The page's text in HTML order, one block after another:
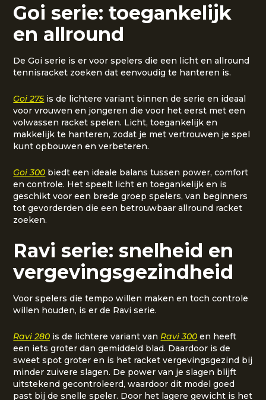
Goi serie: toegankelijk
en allround
De Goi serie is er voor spelers die een licht en allround
tennisracket zoeken dat eenvoudig te hanteren is.
Goi 275is de lichtere variant binnen de serie en ideaal
voor vrouwen en jongeren die voor het eerst met een
volwassen racket spelen. Licht, toegankelijk en
makkelijk te hanteren, zodat je met vertrouwen je spel
kunt opbouwen en verbeteren.
Goi 300 biedt een ideale balans tussen power, comfort
en controle. Het speelt licht en toegankelijk en is
geschikt voor een brede groep spelers, van beginners
tot gevorderden die een betrouwbaar allround racket
zoeken.
Ravi serie: snelheid en
vergevingsgezindheid
Voor spelers die tempo willen maken en toch controle
willen houden, is er de Ravi serie.
Ravi 280 is de lichtere variant vanRavi 300 en heeft
een iets groter dan gemiddeld blad. Daardoor is de
sweet spot groter en is het racket vergevingsgezind bij
minder zuivere slagen. De power van je slagen blijft
uitstekend gecontroleerd, waardoor dit model goed
past bij de snelle speler. Door het lagere gewicht is het